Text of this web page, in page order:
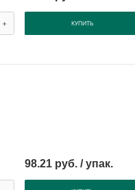
+ КУПИТЬ
98.21 руб. / упак.